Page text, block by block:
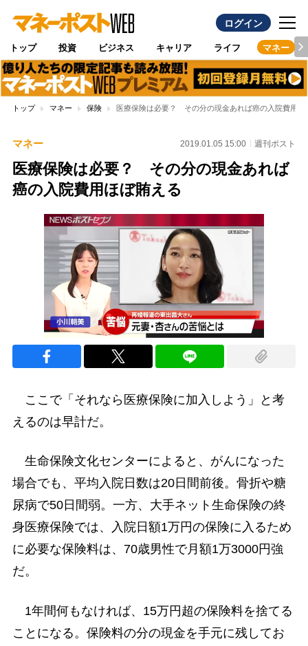
ログイン
トップ 投資 ビジネス キャリア ライフ マネー
トップ マネー 保険 医療保険は必要？ その分の現金あれば癌の入院費用ほ
マネー 2019.01.05 15:00 週刊ポスト
医療保険は必要？ その分の現金あれば
癌の入院費用ほぼ賄える
ここで「それなら医療保険に加入しよう」と考
えるのは早計だ。
生命保険文化センターによると、がんになった
場合でも、平均入院日数は20日間前後。骨折や糖
尿病で50日間弱。一方、大手ネット生命保険の終
身医療保険では、入院日額1万円の保険に入るため
に必要な保険料は、70歳男性で月額1万3000円強
だ。
1年間何もなければ、15万円超の保険料を捨てる
ことになる。保険料の分の現金を手元に残してお